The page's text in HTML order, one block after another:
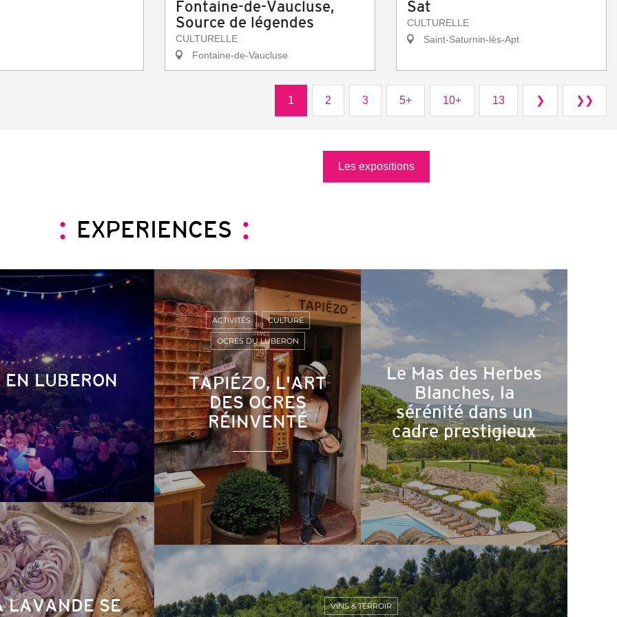
Fontaine-de-Vaucluse,
Source de légendes
CULTURELLE
Fontaine-de-Vaucluse
Sat
CULTURELLE
Saint-Saturnin-lès-Apt
1 2 3 5+ 10+ 13 ❯ ❯❯
Les expositions
EXPERIENCES
LUBERON
LAVANDE SE
TAPIÉZO, L'ART
DES OCRES
RÉINVENTÉ
ACTIVITÉS CULTURE
OCRES DU LUBERON
Le Mas des Herbes
Blanches, la
sérénité dans un
cadre prestigieux
VINS & TERROIR